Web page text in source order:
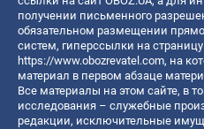
получении письменного
обязательном размещении
систем, гиперссылки на
https://www.obozrevatel.com, на
материал в первом абзаце
Все материалы на этом сайте, в
исследования – служебные
редакции, исключительные